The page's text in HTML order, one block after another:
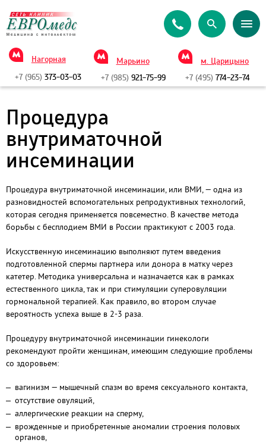
Нагорная
+7 (965) 373-03-03
Марьино
+7 (985)921-75-99
м. Царицыно
+7 (495) 774-23-74
Процедура
внутриматочной
инсеминации
Процедура внутриматочной инсеминации, или ВМИ, — одна из
разновидностей вспомогательных репродуктивных технологий,
которая сегодня применяется повсеместно. В качестве метода
борьбы с бесплодием ВМИ в России практикуют с 2003 года.
Искусственную инсеминацию выполняют путем введения
подготовленной спермы партнера или донора в матку через
катетер. Методика универсальна и назначается как в рамках
естественного цикла, так и при стимуляции суперовуляции
гормональной терапией. Как правило, во втором случае
вероятность успеха выше в 2-3 раза.
Процедуру внутриматочной инсеминации гинекологи
рекомендуют пройти женщинам, имеющим следующие проблемы
со здоровьем:
вагинизм — мышечный спазм во время сексуального контакта,
отсутствие овуляций,
аллергические реакции на сперму,
врожденные и приобретенные аномалии строения половых
органов,